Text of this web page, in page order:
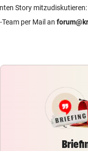
Story mitzudiskutieren:
per Mail an